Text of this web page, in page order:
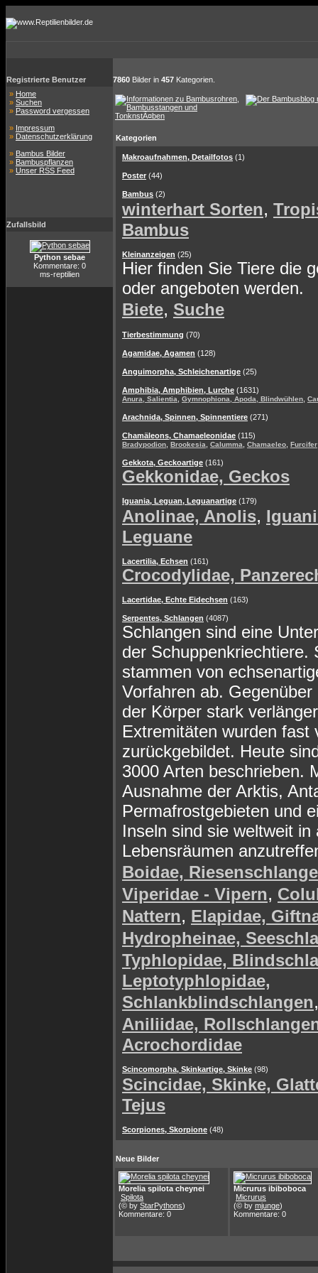
Registrierte Benutzer
» Home
» Suchen
» Password vergessen
» Impressum
» Datenschutzerklärung
» Bambus Bilder
» Bambuspflanzen
» Unser RSS Feed
Zufallsbild
Python sebae
Kommentare: 0
ms-reptilien
7860 Bilder in 457 Kategorien.
Kategorien
Makroaufnahmen, Detailfotos (1)
Poster (44)
Bambus (2)
winterhart Sorten,
Bambus
Kleinanzeigen (25)
Hier finden Sie Tiere die
oder angeboten werden.
Biete, Suche
Tierbestimmung (70)
Agamidae, Agamen (128)
Anguimorpha, Schleichenartige (25)
Amphibia, Amphibien, Lurche (1631)
Anura, Salientia Gymnophiona, Apoda, Blindwühlen
Arachnida, Spinnen, Spinnentiere (271)
Chamäleons, Chamaeleonidae (115)
Bradypodion Brookesia Calumma Chamaeleo Furcifer
Gekkota, Geckoartige (161)
Gekkonidae, Geckos
Iguania, Leguan, Leguanartige (179)
Anolinae, Anolis,
Leguane
Lacertilia, Echsen (161)
Crocodylidae,
Lacertidae, Echte Eidechsen (163)
Serpentes, Schlangen (4087)
Schlangen sind eine
der Schuppenkriechtiere.
stammen von
Vorfahren ab. Gegenüber
der Körper stark
Extremitäten wurden fast
zurückgebildet. Heute
3000 Arten beschrieben.
Ausnahme der Arktis,
Permafrostgebieten und
Inseln sind sie weltweit in
Lebensräumen
Boidae,
Viperidae - Vipern,
Nattern, Elapidae,
Hydropheinae,
Typhlopidae,
Leptotyphlopidae,
Schlankblindschlangen,
Aniliidae,
Acrochordidae
Scincomorpha, Skinkartige, Skinke (98)
Scincidae, Skinke,
Tejus
Scorpiones, Skorpione (48)
Neue Bilder
Morelia spilota cheynei
Spilota
(© by StarPythons)
Kommentare: 0
Micrurus ibiboboca
Micrurus
(© by mjunge)
Kommentare: 0